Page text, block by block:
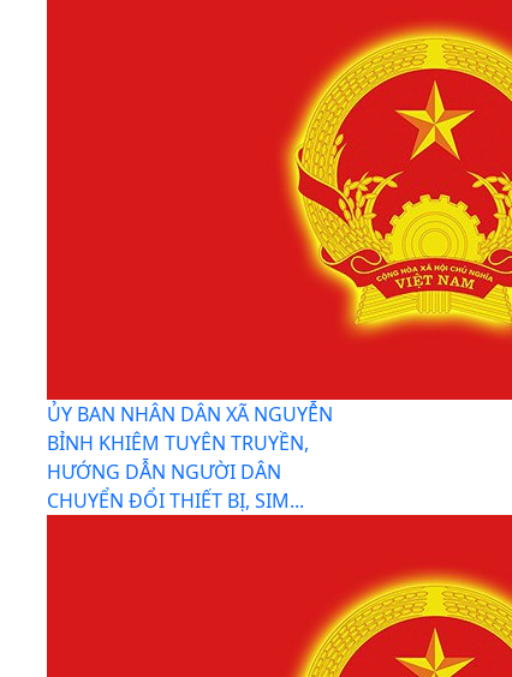
ỦY BAN NHÂN DÂN XÃ NGUYỄN
BỈNH KHIÊM TUYÊN TRUYỀN,
HƯỚNG DẪN NGƯỜI DÂN
CHUYỂN ĐỔI THIẾT BỊ, SIM...